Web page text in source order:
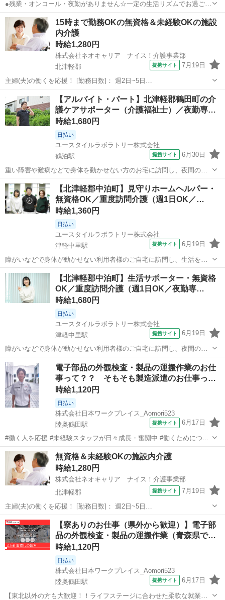
●残業・オンコール・夜勤がありません☆一定の生活リズムでお過ごし
いただけます♪ ●津軽鉄道線「津軽中里駅」から歩いて8分と徒歩圏内
ながら、駐車場完備でマイカー通勤もOK！ ●お年寄りと接するのが好
きな方や、今後ますます需要が...
青森 北津軽郡 看護師
15時まで勤務OKの無資格＆未経験OKの施設
内介護
時給1,280円
株式会社ネオキャリア ナイス！介護事業部
北津軽郡
提携サイト 7月19日
主婦(夫)の働くを応援！ [勤務日数]： 週2日~5日
09:00~15:00/10:00~16:00/07:00~16:00/09:00~18:00/11:00~20:00 月/
火/水/木/金/土/日 などから選べます ...
北津軽郡 ホームヘルパー
【アルバイト・パート】北津軽郡鶴田町の介
護ケアサポーター（介護福祉士）／夜勤専…
時給1,680円
日払い
ユースタイルラボラトリー株式会社
鶴泊駅
提携サイト 6月30日
重い障害や難病などで身体を動かせない方のお宅に訪問し、夜間の見
守りケアを行うお仕事です。もちろん直行直帰OK。 【サービス】 訪
問介護（夜勤） 【仕事内容】 ALSなどの難病の方や、さまざまな障が
いがあるご利用者の就寝時...
青森 北津軽郡 鶴泊駅 その他
【北津軽郡中泊町】見守りホームヘルパー・
無資格OK／重度訪問介護（週1日OK／…
時給1,360円
日払い
ユースタイルラボラトリー株式会社
津軽中里駅
提携サイト 6月19日
障がいなどで身体が動かせない利用者様のご自宅に訪問し、生活を支
える重度訪問介護のお仕事です。 ※1対1で誠実に向き合える方を募集
【仕事内容】 見守りや日常生活のお手伝いが中心ですが、利用者様の
生活を支える大切なポジション...
青森 北津軽郡 津軽中里駅 訪問介護
【北津軽郡中泊町】生活サポーター・無資格
OK／重度訪問介護（週1日OK／夜勤専…
時給1,680円
日払い
ユースタイルラボラトリー株式会社
津軽中里駅
提携サイト 6月19日
障がいなどで身体が動かせない利用者様のご自宅に訪問し、夜間のケ
アを行う重度訪問介護のお仕事です。 ※1対1で誠実に向き合える方を
募集 【仕事内容】 寝返りをうたせて上げたり、たんの吸引などを行
う、利用者様の就寝中のケアを行...
青森 北津軽郡 津軽中里駅 訪問介護
電子部品の外観検査・製品の運搬作業のお仕
事って？？ そもそも製造派遣のお仕事っ…
時給1,120円
日払い
株式会社日本ワークプレイス_Aomori523
陸奥鶴田駅
提携サイト 6月17日
#働く人を応援 #未経験スタッフが日々成長・奮闘中 #働くためにつど
い、集まる場所 専任のコンサルタントが詳細にご案内をいたします♪
・派遣って、どんなお仕事？ ・製造派遣って、どんなお仕事？？ な
どなど 長くお仕事...
青森 北津軽郡 陸奥鶴田駅 工場
無資格＆未経験OKの施設内介護
時給1,280円
株式会社ネオキャリア ナイス！介護事業部
北津軽郡
提携サイト 7月19日
主婦(夫)の働くを応援！ [勤務日数]： 週2日~5日
09:00~15:00/10:00~16:00/07:00~16:00/09:00~18:00/11:00~20:00 月/
火/水/木/金/土/日 などから選べます ...
青森 北津軽郡 ホームヘルパー
【寮ありのお仕事（県外から歓迎）】電子部
品の外観検査・製品の運搬作業（青森県で…
時給1,120円
日払い
株式会社日本ワークプレイス_Aomori523
陸奥鶴田駅
提携サイト 6月17日
【東北以外の方も大歓迎！！ライフステージに合わせた柔軟な就業が